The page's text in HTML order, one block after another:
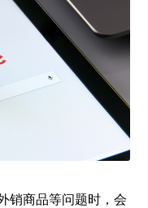
销商品等问题时，会